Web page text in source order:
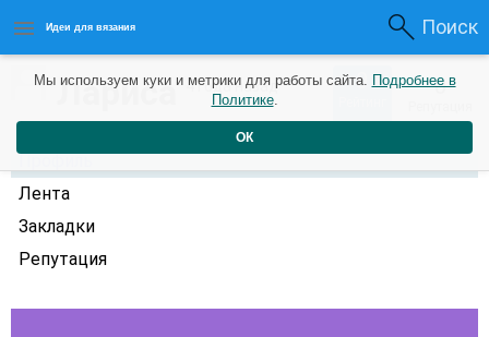
Идеи для вязания Поиск
Лариса 4 года назад 0 0
Профиль
Лента
Закладки
Репутация
Мы используем куки и метрики для работы сайта. Подробнее в
Политике.
ОК